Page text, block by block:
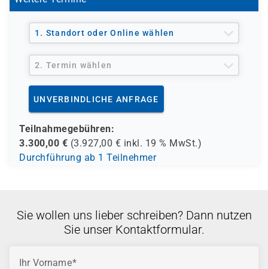
1. Standort oder Online wählen
2. Termin wählen
UNVERBINDLICHE ANFRAGE
Teilnahmegebühren:
3.300,00 € (3.927,00 € inkl. 19 % MwSt.)
Durchführung ab 1 Teilnehmer
Sie wollen uns lieber schreiben? Dann nutzen
Sie unser Kontaktformular.
Ihr Vorname